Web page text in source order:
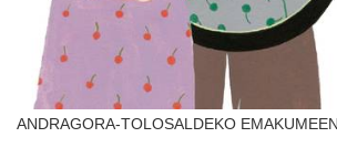
ANDRAGORA-TOLOSALDEKO